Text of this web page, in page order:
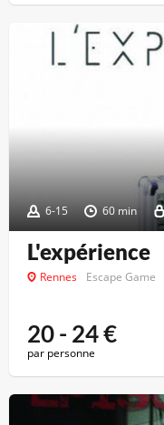
6-15 60 min
L'expérience
Rennes Escape Game
20 - 24€
par personne